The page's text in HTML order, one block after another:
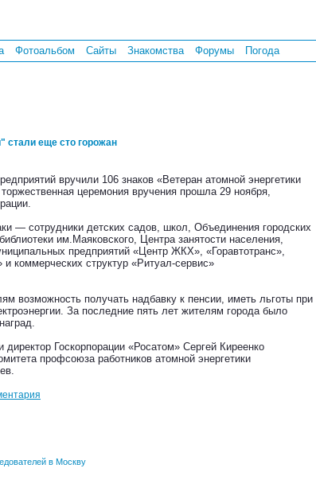
Фотоальбом Сайты Знакомства Форумы Погода
стали еще сто горожан
вручили 106 знаков «Ветеран атомной энергетики
церемония вручения прошла 29 ноября,
— сотрудники детских садов, школ, Объединения городских
им.Маяковского, Центра занятости населения,
предприятий «Центр ЖКХ», «Горавтотранс»,
коммерческих структур «Ритуал-сервис»
возможность получать надбавку к пенсии, иметь льготы при
За последние пять лет жителям города было
директор Госкорпорации «Росатом» Сергей Киреенко
профсоюза работников атомной энергетики
в Москву